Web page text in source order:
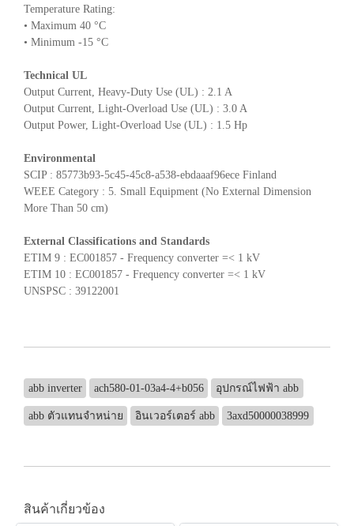
Temperature Rating:
• Maximum 40 °C
• Minimum -15 °C
Technical UL
Output Current, Heavy-Duty Use (UL) : 2.1 A
Output Current, Light-Overload Use (UL) : 3.0 A
Output Power, Light-Overload Use (UL) : 1.5 Hp
Environmental
SCIP : 85773b93-5c45-45c8-a538-ebdaaaf96ece Finland
WEEE Category : 5. Small Equipment (No External Dimension
More Than 50 cm)
External Classifications and Standards
ETIM 9 : EC001857 - Frequency converter =< 1 kV
ETIM 10 : EC001857 - Frequency converter =< 1 kV
UNSPSC : 39122001
abb inverter ach580-01-03a4-4+b056 อุปกรณ์ไฟฟ้า abb
abb ตัวแทนจำหน่าย อินเวอร์เตอร์ abb 3axd50000038999
สินค้าเกี่ยวข้อง